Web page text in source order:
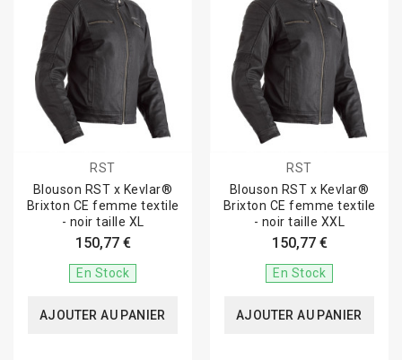
RST
Blouson RST x Kevlar®
Brixton CE femme textile
- noir taille XL
150,77 €
En Stock
AJOUTER AU PANIER
RST
Blouson RST x Kevlar®
Brixton CE femme textile
- noir taille XXL
150,77 €
En Stock
AJOUTER AU PANIER